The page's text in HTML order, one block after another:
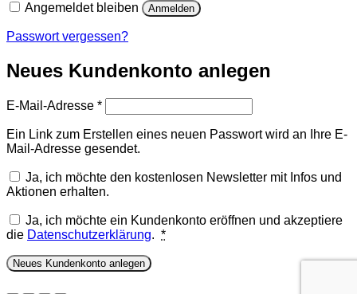
Angemeldet bleiben Anmelden
Passwort vergessen?
Neues Kundenkonto anlegen
E-Mail-Adresse *Erforderlich
Ein Link zum Erstellen eines neuen Passwort wird an Ihre E-
Mail-Adresse gesendet.
Ja, ich möchte den kostenlosen Newsletter mit Infos und
Aktionen erhalten.
Ja, ich möchte ein Kundenkonto eröffnen und akzeptiere
die Datenschutzerklärung. *
Neues Kundenkonto anlegen